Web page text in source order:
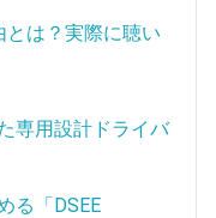
は？実際に聴い
専用設計ドライバ
る「DSEE